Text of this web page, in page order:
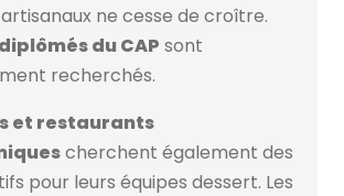
ne cesse de croître.
du CAP sont
recherchés.
et restaurants
cherchent également des
pour leurs équipes dessert. Les